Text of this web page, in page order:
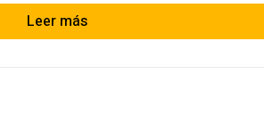
Leer más